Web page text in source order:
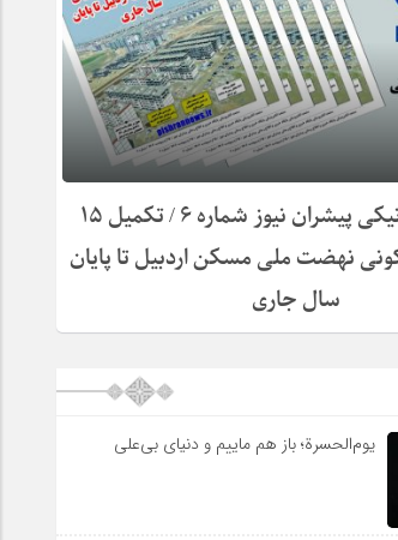
صفحه الکترونیکی پیشران نیوز شماره ۶ / تکمیل ۱۵
نهضت ملی مسکن اردبیل تا پایان
سال جاری
یوم‌الحسرة؛ باز هم ماییم و دنیای بی‌علی